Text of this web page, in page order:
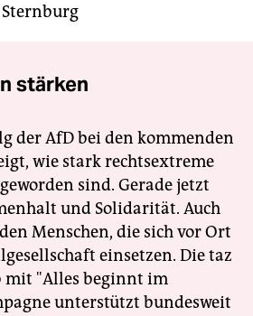
stärken
der AfD bei den kommenden
wie stark rechtsextreme
sind. Gerade jetzt
und Solidarität. Auch
Menschen, die sich vor Ort
einsetzen. Die taz
mit "Alles beginnt im
unterstützt bundesweit